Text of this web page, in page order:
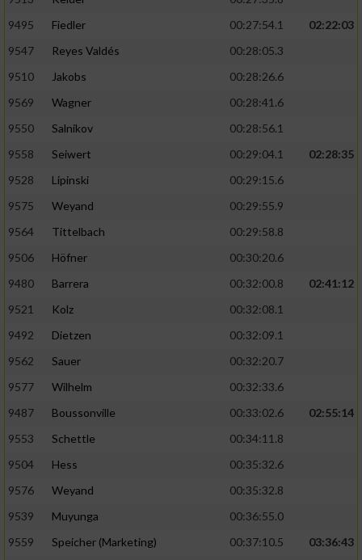
9495
Fiedler 00:27:54.1
02:22:03
9547
Reyes Valdés
00:28:05.3
9510
Jakobs
00:28:26.6
9569
Wagner
00:28:41.6
9550
Salnikov
00:28:56.1
9558
Seiwert 00:29:04.1
02:28:35
9528
Lipinski
00:29:15.6
9575
Weyand
00:29:55.9
9564
Tittelbach
00:29:58.8
9506
Höfner
00:30:20.6
9480
Barrera 00:32:00.8
02:41:12
9521
Kolz
00:32:08.1
9492
Dietzen
00:32:09.1
9562
Sauer
00:32:20.7
9577
Wilhelm
00:32:33.6
9487
Boussonville 00:33:02.6
02:55:14
9553
Schettle
00:34:11.8
9504
Hess
00:35:32.6
9576
Weyand
00:35:32.8
9539
Muyunga
00:36:55.0
9559
Speicher (Marketing) 00:37:10.5
03:36:43